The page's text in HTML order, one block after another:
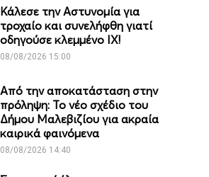
Κάλεσε την Αστυνομία για
τροχαίο και συνελήφθη γιατί
οδηγούσε κλεμμένο ΙΧ!
08/08/2026 15:00
Από την αποκατάσταση στην
πρόληψη: Το νέο σχέδιο του
Δήμου Μαλεβιζίου για ακραία
καιρικά φαινόμενα
08/08/2026 14:40